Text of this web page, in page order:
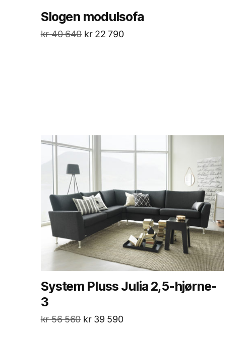
Slogen modulsofa
kr40 640 kr22 790
System Pluss Julia 2,5-hjørne-
3
kr56 560 kr39 590